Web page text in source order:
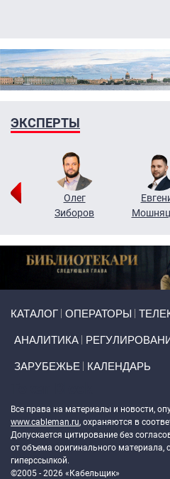
ЭКСПЕРТЫ
Олег
Зиборов
КАТАЛОГ ОПЕРАТОРЫ
АНАЛИТИКА
ЗАРУБЕЖЬЕ КАЛЕНДАРЬ
Все права на материалы и новости,
www.cableman.ru, охраняются в
Допускается цитирование без
от объема оригинального материала,
гиперссылкой.
©2005 - 2026 «Кабельщик»